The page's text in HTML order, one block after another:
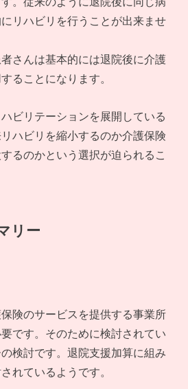
リハビリを行うことが出来ませ
さんは基本的には退院後に介護
ることになります。
ビリテーションを展開している
ハビリを縮小するのか介護保険
るのかという選択が迫られるこ
リー
険のサービスを提供する事業所
です。そのために検討されてい
検討です。退院支援加算に組み
れているようです。